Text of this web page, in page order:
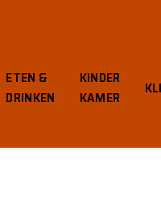
ETEN &
DRINKEN
KINDER
KAMER